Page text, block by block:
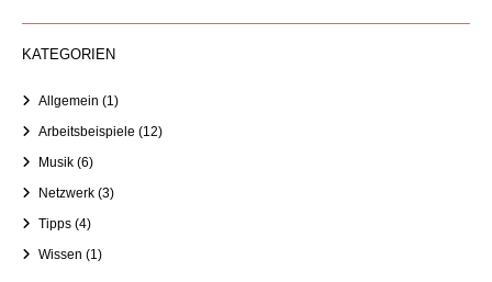
KATEGORIEN
Allgemein (1)
Arbeitsbeispiele (12)
Musik (6)
Netzwerk (3)
Tipps (4)
Wissen (1)